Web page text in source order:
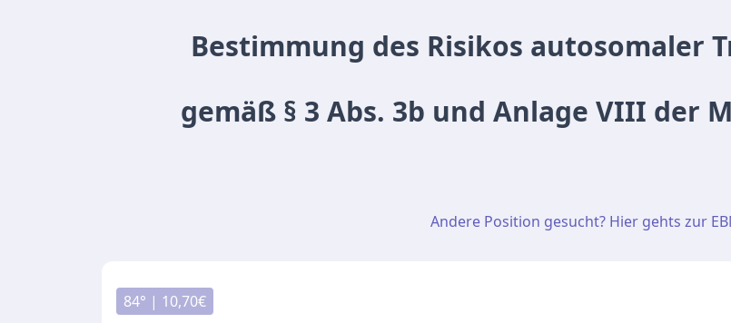
Bestimmung des Risikos autosomaler
gemäß § 3 Abs. 3b und Anlage VIII der
Andere Position gesucht? Hier gehts zur
84° | 10,70€